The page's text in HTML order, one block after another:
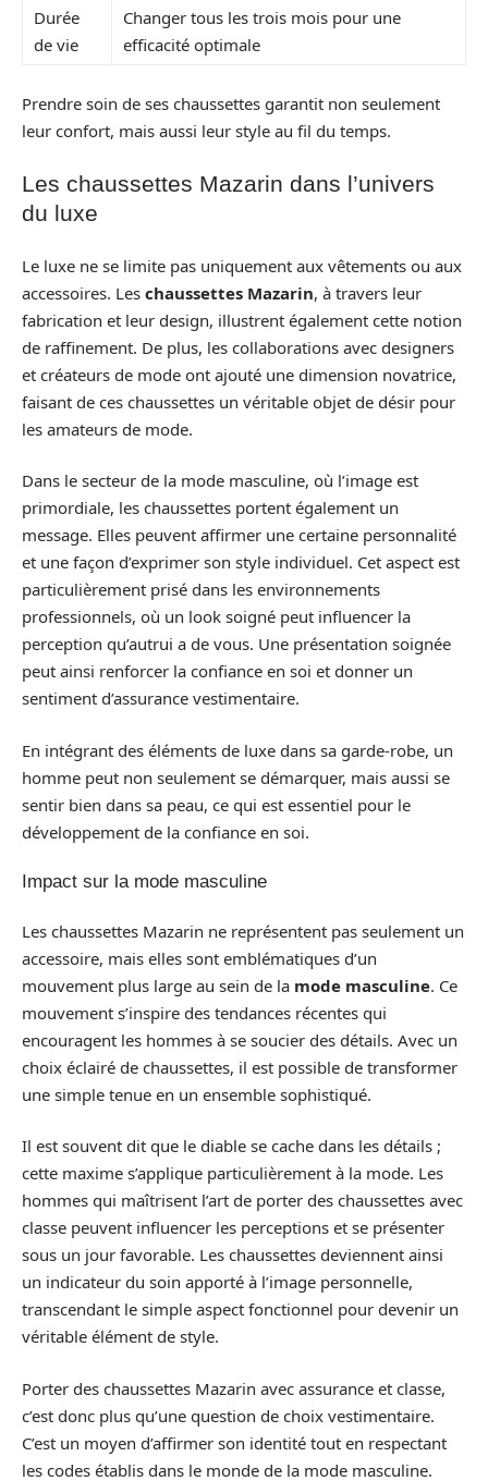
Durée
de vie
Changer tous les trois mois pour une
efficacité optimale
Prendre soin de ses chaussettes garantit non seulement
leur confort, mais aussi leur style au fil du temps.
Les chaussettes Mazarin dans l’univers
du luxe
Le luxe ne se limite pas uniquement aux vêtements ou aux
accessoires. Les chaussettes Mazarin, à travers leur
fabrication et leur design, illustrent également cette notion
de raffinement. De plus, les collaborations avec designers
et créateurs de mode ont ajouté une dimension novatrice,
faisant de ces chaussettes un véritable objet de désir pour
les amateurs de mode.
Dans le secteur de la mode masculine, où l’image est
primordiale, les chaussettes portent également un
message. Elles peuvent affirmer une certaine personnalité
et une façon d’exprimer son style individuel. Cet aspect est
particulièrement prisé dans les environnements
professionnels, où un look soigné peut influencer la
perception qu’autrui a de vous. Une présentation soignée
peut ainsi renforcer la confiance en soi et donner un
sentiment d’assurance vestimentaire.
En intégrant des éléments de luxe dans sa garde-robe, un
homme peut non seulement se démarquer, mais aussi se
sentir bien dans sa peau, ce qui est essentiel pour le
développement de la confiance en soi.
Impact sur la mode masculine
Les chaussettes Mazarin ne représentent pas seulement un
accessoire, mais elles sont emblématiques d’un
mouvement plus large au sein de la mode masculine. Ce
mouvement s’inspire des tendances récentes qui
encouragent les hommes à se soucier des détails. Avec un
choix éclairé de chaussettes, il est possible de transformer
une simple tenue en un ensemble sophistiqué.
Il est souvent dit que le diable se cache dans les détails ;
cette maxime s’applique particulièrement à la mode. Les
hommes qui maîtrisent l’art de porter des chaussettes avec
classe peuvent influencer les perceptions et se présenter
sous un jour favorable. Les chaussettes deviennent ainsi
un indicateur du soin apporté à l’image personnelle,
transcendant le simple aspect fonctionnel pour devenir un
véritable élément de style.
Porter des chaussettes Mazarin avec assurance et classe,
c’est donc plus qu’une question de choix vestimentaire.
C’est un moyen d’affirmer son identité tout en respectant
les codes établis dans le monde de la mode masculine.